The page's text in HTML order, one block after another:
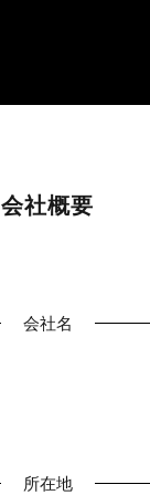
会社概要
会社名
所在地